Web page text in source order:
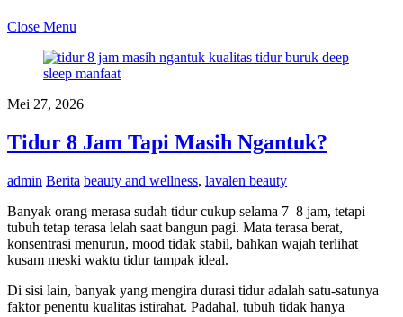
Close Menu
Mei 27, 2026
Tidur 8 Jam Tapi Masih Ngantuk?
admin Berita beauty and wellness, lavalen beauty
Banyak orang merasa sudah tidur cukup selama 7–8 jam, tetapi
tubuh tetap terasa lelah saat bangun pagi. Mata terasa berat,
konsentrasi menurun, mood tidak stabil, bahkan wajah terlihat
kusam meski waktu tidur tampak ideal.
Di sisi lain, banyak yang mengira durasi tidur adalah satu-satunya
faktor penentu kualitas istirahat. Padahal, tubuh tidak hanya